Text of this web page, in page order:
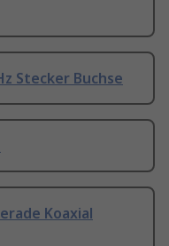
Stecker Buchse
Koaxial